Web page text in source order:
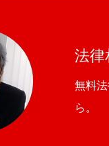
法律
無料
ら。